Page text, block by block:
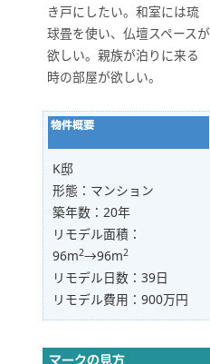
き戸にしたい。和室には琉
球畳を使い、仏壇スペースが
欲しい。親族が泊りに来る
時の部屋が欲しい。
K邸
形態：マンション
築年数：20年
リモデル面積：
96m2→96m2
リモデル日数：39日
リモデル費用：900万円